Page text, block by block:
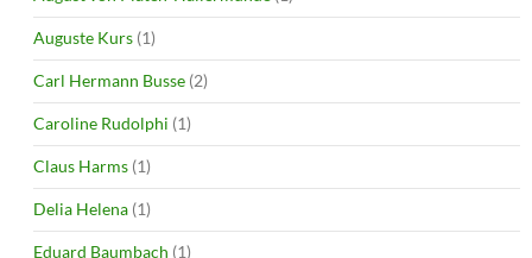
Auguste Kurs (1)
Carl Hermann Busse (2)
Caroline Rudolphi (1)
Claus Harms (1)
Delia Helena (1)
Eduard Baumbach (1)